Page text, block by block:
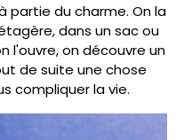
partie du charme. On la
dans un sac ou
l'ouvre, on découvre un
de suite une chose
compliquer la vie.